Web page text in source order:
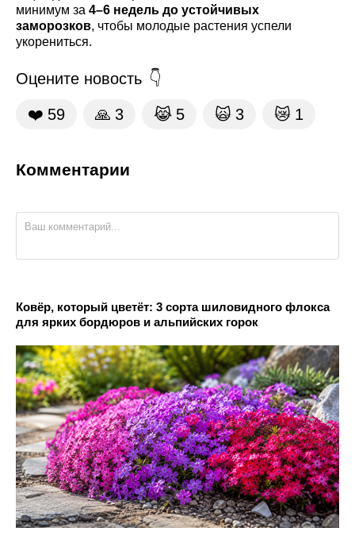
минимум за 4–6 недель до устойчивых
заморозков, чтобы молодые растения успели
укорениться.
Оцените новость
❤️ 59 🙏 3 😹 5 🙀 3 😿 1
Комментарии
Ковёр, который цветёт: 3 сорта шиловидного флокса
для ярких бордюров и альпийских горок